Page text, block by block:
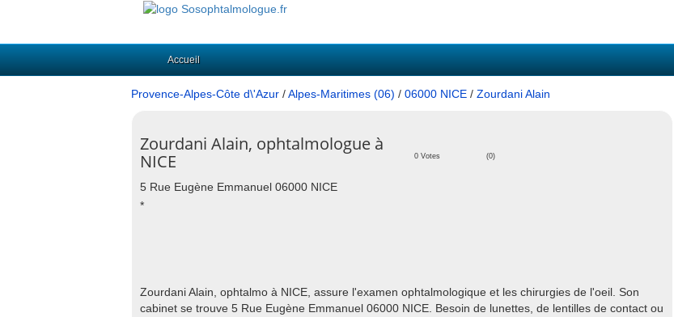
Accueil
Provence-Alpes-Côte d\'Azur /Alpes-Maritimes (06) / 06000 NICE / Zourdani Alain
Zourdani Alain, ophtalmologue à
NICE
0 Votes (0)
5 Rue Eugène Emmanuel 06000 NICE
*
Zourdani Alain, ophtalmo à NICE, assure l'examen ophtalmologique et les chirurgies de l'oeil. Son
cabinet se trouve 5 Rue Eugène Emmanuel 06000 NICE. Besoin de lunettes, de lentilles de contact ou